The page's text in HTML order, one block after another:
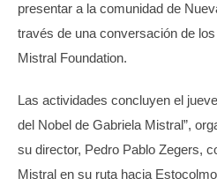
presentar a la comunidad de
través de una conversación de
Mistral Foundation.
Las actividades concluyen el
del Nobel de Gabriela Mistral”,
su director, Pedro Pablo Zegers,
Mistral en su ruta hacia